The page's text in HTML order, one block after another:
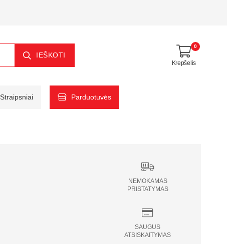
IEŠKOTI
0
Krepšelis
Straipsniai Parduotuvės
NEMOKAMAS
PRISTATYMAS
SAUGUS
ATSISKAITYMAS